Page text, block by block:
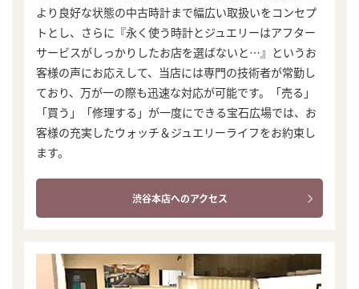
より良好な状態の中古時計まで幅広い取扱いをコンセプ
トとし、さらに『永く使う時計とジュエリーはアフター
サービスがしっかりしたお店を選ばないと…』というお
客様の声にお応えして、当店には専門の技術者が常勤し
ており、万が一の際も迅速な対応が可能です。「売る」
「買う」「修理する」が一度にできる宝石広場では、お
客様の充実したウォッチ＆ジュエリーライフをお約束し
ます。
渋谷本店へのアクセス